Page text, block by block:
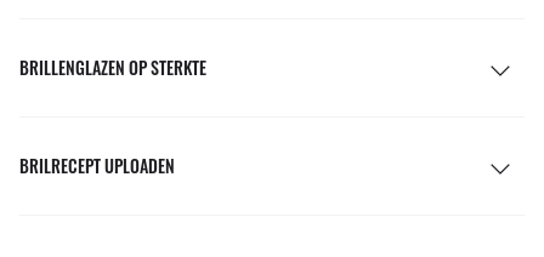
BRILLENGLAZEN OP STERKTE
BRILRECEPT UPLOADEN